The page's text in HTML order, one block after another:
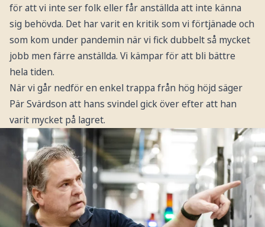
för att vi inte ser folk eller får anställda att inte känna
sig behövda. Det har varit en kritik som vi förtjänade och
som kom under pandemin när vi fick dubbelt så mycket
jobb men färre anställda. Vi kämpar för att bli bättre
hela tiden.
När vi går nedför en enkel trappa från hög höjd säger
Pär Svärdson att hans svindel gick över efter att han
varit mycket på lagret.